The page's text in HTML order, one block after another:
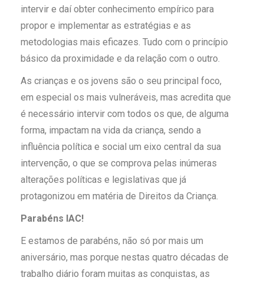
intervir e daí obter conhecimento empírico para
propor e implementar as estratégias e as
metodologias mais eficazes. Tudo com o princípio
básico da proximidade e da relação com o outro.
As crianças e os jovens são o seu principal foco,
em especial os mais vulneráveis, mas acredita que
é necessário intervir com todos os que, de alguma
forma, impactam na vida da criança, sendo a
influência política e social um eixo central da sua
intervenção, o que se comprova pelas inúmeras
alterações políticas e legislativas que já
protagonizou em matéria de Direitos da Criança.
Parabéns IAC!
E estamos de parabéns, não só por mais um
aniversário, mas porque nestas quatro décadas de
trabalho diário foram muitas as conquistas, as